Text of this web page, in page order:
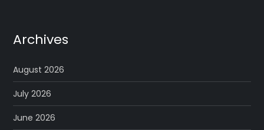
Archives
August 2026
July 2026
June 2026